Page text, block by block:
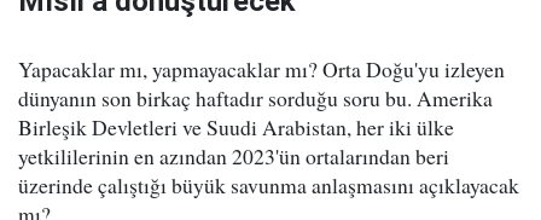
Yapacaklar mı, yapmayacaklar mı? Orta Doğu'yu izleyen
dünyanın son birkaç haftadır sorduğu soru bu. Amerika
Birleşik Devletleri ve Suudi Arabistan, her iki ülke
yetkililerinin en azından 2023'ün ortalarından beri
üzerinde çalıştığı büyük savunma anlaşmasını açıklayacak
mı?